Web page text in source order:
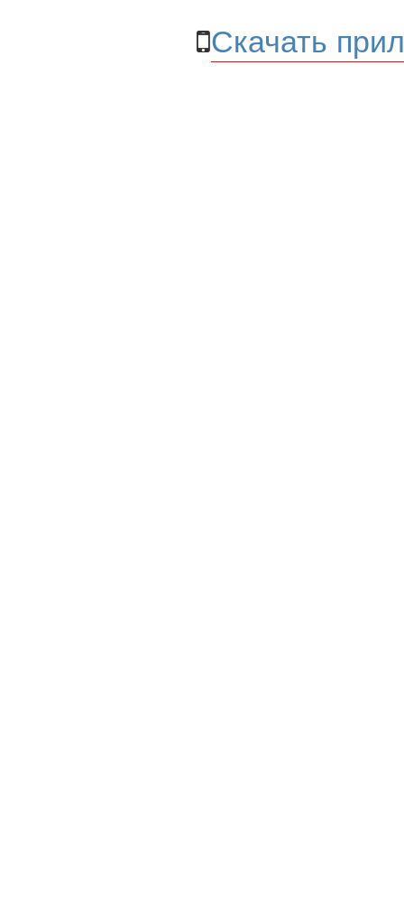
Скачать